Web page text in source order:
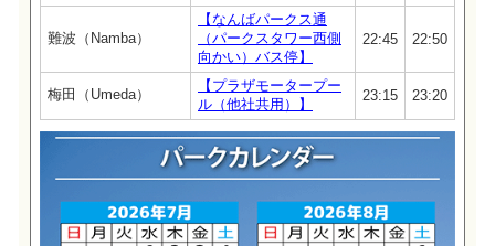
難波（Namba）
【なんばパークス通
（パークスタワー西側
向かい）バス停】
22:45 22:50
梅田（Umeda）
【プラザモータープー
ル（他社共用）】
23:15 23:20